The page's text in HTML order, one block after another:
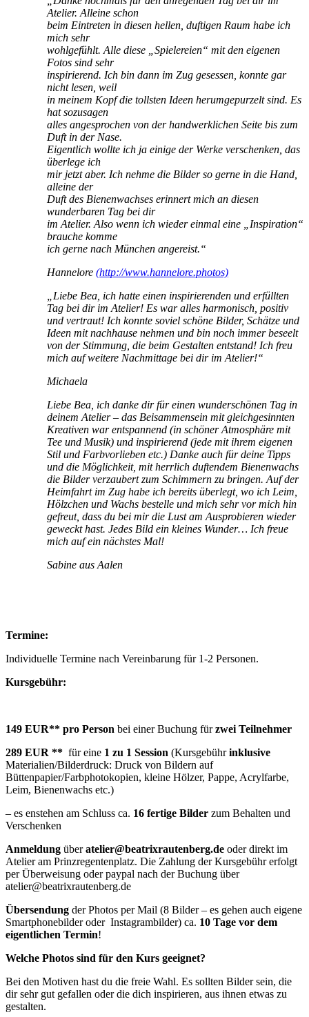
Atelier. Alleine schon
beim Eintreten in diesen hellen, duftigen Raum habe ich
mich sehr
wohlgefühlt. Alle diese „Spielereien“ mit den eigenen
Fotos sind sehr
inspirierend. Ich bin dann im Zug gesessen, konnte gar
nicht lesen, weil
in meinem Kopf die tollsten Ideen herumgepurzelt sind. Es
hat sozusagen
alles angesprochen von der handwerklichen Seite bis zum
Duft in der Nase.
Eigentlich wollte ich ja einige der Werke verschenken, das
überlege ich
mir jetzt aber. Ich nehme die Bilder so gerne in die Hand,
alleine der
Duft des Bienenwachses erinnert mich an diesen
wunderbaren Tag bei dir
im Atelier. Also wenn ich wieder einmal eine „Inspiration“
brauche komme
ich gerne nach München angereist.“
Hannelore (http://www.hannelore.photos)
„Liebe Bea, ich hatte einen inspirierenden und erfüllten
Tag bei dir im Atelier! Es war alles harmonisch, positiv
und vertraut! Ich konnte soviel schöne Bilder, Schätze und
Ideen mit nachhause nehmen und bin noch immer beseelt
von der Stimmung, die beim Gestalten entstand! Ich freu
mich auf weitere Nachmittage bei dir im Atelier!“
Michaela
Liebe Bea, ich danke dir für einen wunderschönen Tag in
deinem Atelier – das Beisammensein mit gleichgesinnten
Kreativen war entspannend (in schöner Atmosphäre mit
Tee und Musik) und inspirierend (jede mit ihrem eigenen
Stil und Farbvorlieben etc.) Danke auch für deine Tipps
und die Möglichkeit, mit herrlich duftendem Bienenwachs
die Bilder verzaubert zum Schimmern zu bringen. Auf der
Heimfahrt im Zug habe ich bereits überlegt, wo ich Leim,
Hölzchen und Wachs bestelle und mich sehr vor mich hin
gefreut, dass du bei mir die Lust am Ausprobieren wieder
geweckt hast. Jedes Bild ein kleines Wunder… Ich freue
mich auf ein nächstes Mal!
Sabine aus Aalen
Termine:
Individuelle Termine nach Vereinbarung für 1-2 Personen.
Kursgebühr:
149 EUR** pro Person bei einer Buchung fürzwei Teilnehmer
289 EUR ** für eine 1 zu 1 Session (Kursgebührinklusive
Materialien/Bilderdruck: Druck von Bildern auf
Büttenpapier/Farbphotokopien, kleine Hölzer, Pappe, Acrylfarbe,
Leim, Bienenwachs etc.)
– es enstehen am Schluss ca. 16 fertige Bilder zum Behalten und
Verschenken
Anmeldung überatelier@beatrixrautenberg.de oder direkt im
Atelier am Prinzregentenplatz. Die Zahlung der Kursgebühr erfolgt
per Überweisung oder paypal nach der Buchung über
atelier@beatrixrautenberg.de
Übersendung der Photos per Mail (8 Bilder – es gehen auch eigene
Smartphonebilder oder Instagrambilder) ca. 10 Tage vor dem
eigentlichen Termin!
Welche Photos sind für den Kurs geeignet?
Bei den Motiven hast du die freie Wahl. Es sollten Bilder sein, die
dir sehr gut gefallen oder die dich inspirieren, aus ihnen etwas zu
gestalten.